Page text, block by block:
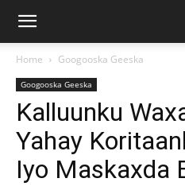
Home Googooska Geeska
Googooska Geeska
Kalluunku
Yahay
Iyo Maskaxda